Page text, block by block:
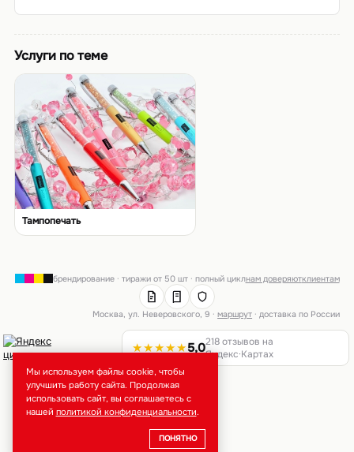
Услуги по теме
Тампопечать
брендирование · тиражи от 50 шт · полный циклнам доверяютклиентам
Москва, ул. Неверовского, 9 ·маршрут · доставка по России
★★★★★5,0218 отзывов на
Яндекс·Картах
Мы используем файлы cookie, чтобы
улучшить работу сайта. Продолжая
использовать сайт, вы соглашаетесь с
нашей политикой конфиденциальности.
ПОНЯТНО